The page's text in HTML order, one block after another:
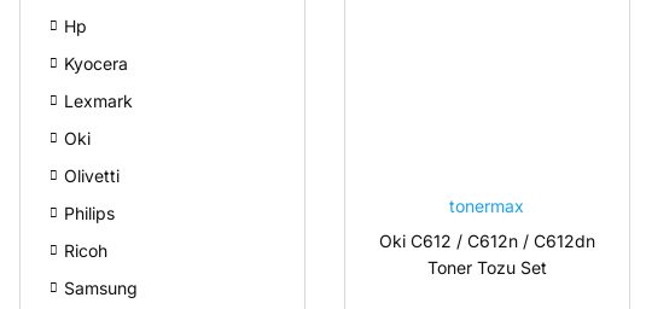
Hp
Kyocera
Lexmark
Oki
Olivetti
Philips
Ricoh
Samsung
tonermax
Oki C612 / C612n / C612dn
Toner Tozu Set